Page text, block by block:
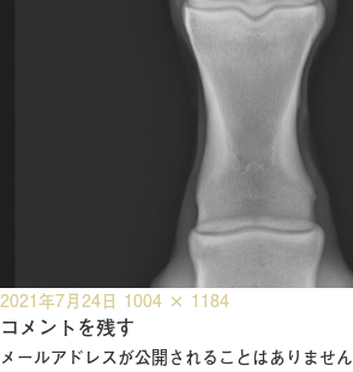
投
稿
日:
2021年7月24日 フ
ル
サ
1004 × 1184
コメントを残す
メールアドレスが公開されることはありません